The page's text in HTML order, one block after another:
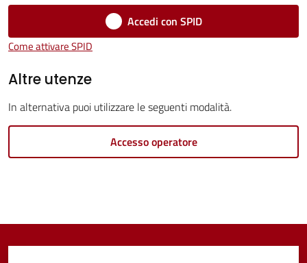
Guelfo
Servizi
Accedi con SPID
Come attivare SPID
Altre utenze
In alternativa puoi utilizzare le seguenti modalità.
Accesso operatore